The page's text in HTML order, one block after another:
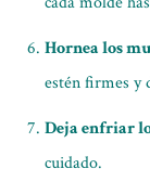
Hornea los
estén firmes y
Deja enfriar
cuidado.